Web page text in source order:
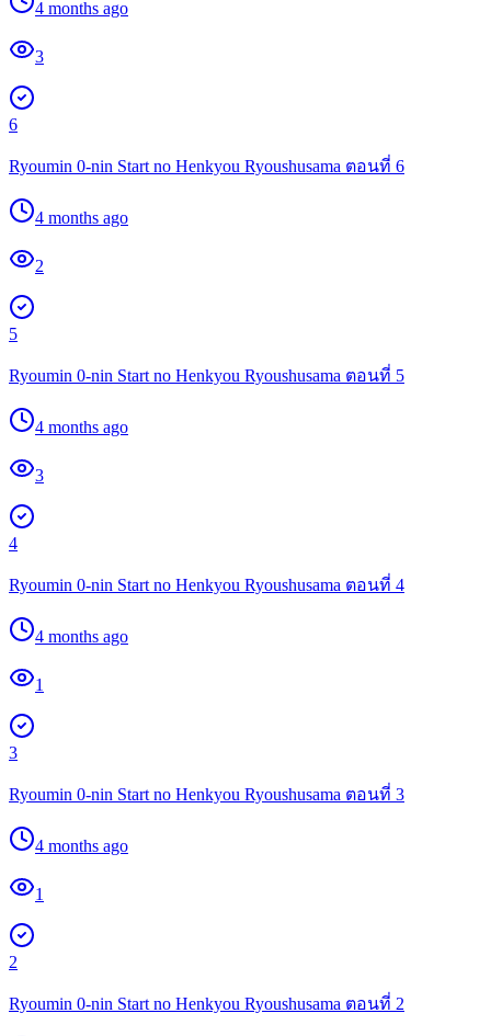
4 months ago
3
6
Ryoumin 0-nin Start no Henkyou Ryoushusama ตอนที่ 6
4 months ago
2
5
Ryoumin 0-nin Start no Henkyou Ryoushusama ตอนที่ 5
4 months ago
3
4
Ryoumin 0-nin Start no Henkyou Ryoushusama ตอนที่ 4
4 months ago
1
3
Ryoumin 0-nin Start no Henkyou Ryoushusama ตอนที่ 3
4 months ago
1
2
Ryoumin 0-nin Start no Henkyou Ryoushusama ตอนที่ 2